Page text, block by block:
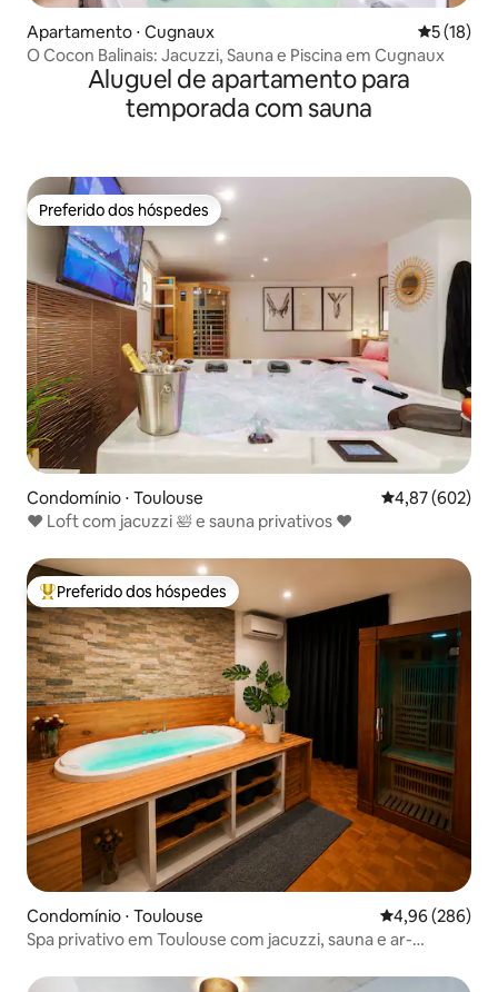
Apartamento ⋅ Cugnaux 5 de uma
5 (18)
O Cocon Balinais: Jacuzzi, Sauna e Piscina em Cugnaux
Aluguel de apartamento para
temporada com sauna
Preferido dos hóspedes
Preferido dos hóspedes
Condomínio ⋅ Toulouse 4,87 de uma
4,87 (602)
♥️ Loft com jacuzzi 🛀 e sauna privativos ♥️
Entre os melhores preferidos dos hóspedes
Preferido dos hóspedes
Condomínio ⋅ Toulouse 4,96 de uma
4,96 (286)
Spa privativo em Toulouse com jacuzzi, sauna e ar-